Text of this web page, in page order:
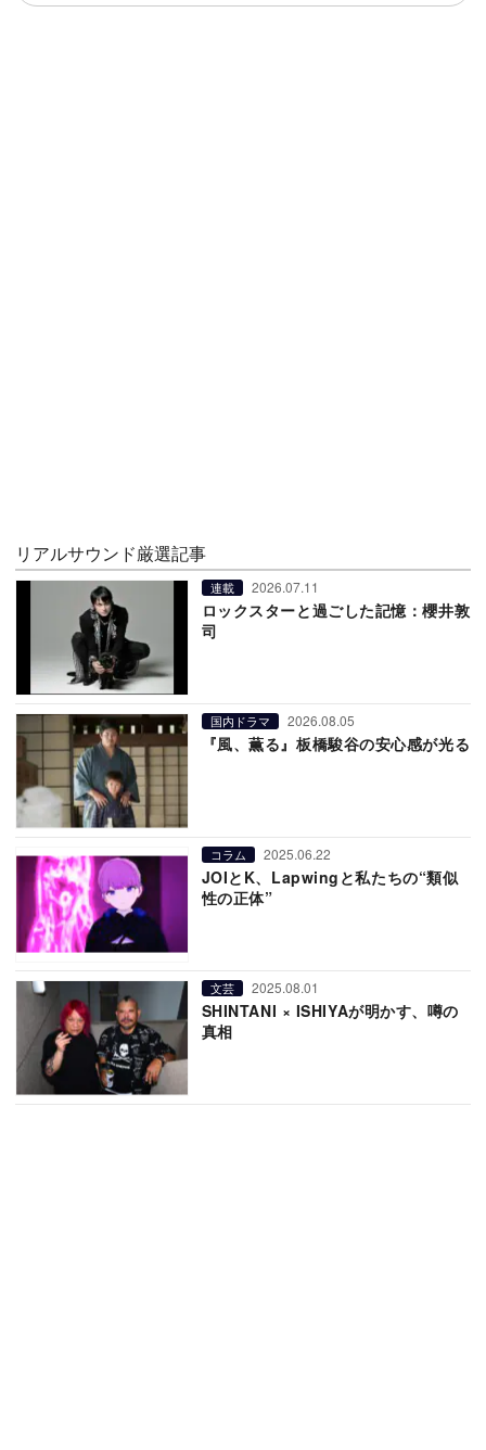
リアルサウンド厳選記事
連載 2026.07.11
ロックスターと過ごした記憶：櫻井敦
司
国内ドラマ 2026.08.05
『風、薫る』板橋駿谷の安心感が光る
コラム 2025.06.22
JOIとK、Lapwingと私たちの“類似
性の正体”
文芸 2025.08.01
SHINTANI × ISHIYAが明かす、噂の
真相